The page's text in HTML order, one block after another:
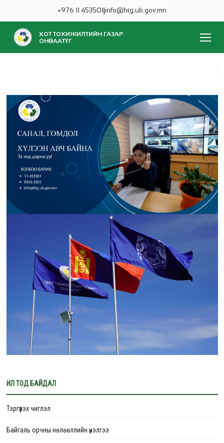
+976 11 453501|info@htg.ub.gov.mn
ХОТ ТОХИЖИЛТИЙН ГАЗАР
ОНӨААТҮГ
ИЛ ТОД БАЙДАЛ
Тэргүүлэх чиглэл
Байгаль орчны нөлөөллийн үнэлгээ